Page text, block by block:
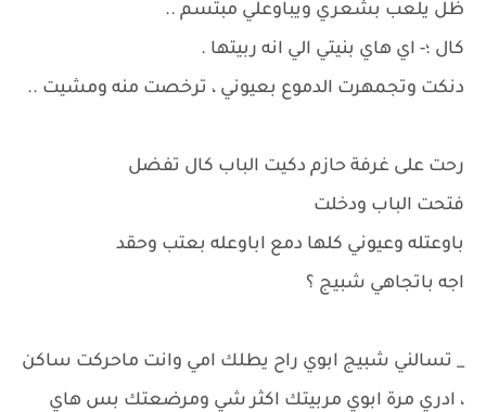
ظل يلعب بشعري ويباوعلي مبتسم ..
كال ؛- اي هاي بنيتي الي انه ربيتها .
دنكت وتجمهرت الدموع بعيوني ، ترخصت منه ومشيت ..
رحت على غرفة حازم دكيت الباب كال تفضل
فتحت الباب ودخلت
باوعتله وعيوني كلها دمع اباوعله بعتب وحقد
اجه باتجاهي شبيج ؟
_ تسالني شبيج ابوي راح يطلك امي وانت ماحركت ساكن
، ادري مرة ابوي مربيتك اكثر شي ومرضعتك بس هاي